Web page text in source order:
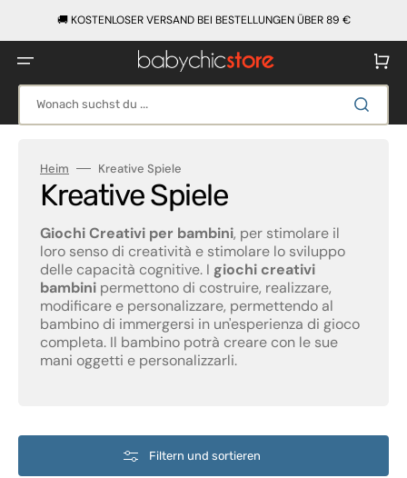
🚚 KOSTENLOSER VERSAND BEI BESTELLUNGEN ÜBER 89 €
Wonach suchst du ...
Heim Kreative Spiele
Kategorie:
Kreative Spiele
Giochi Creativi per bambini, per stimolare il
loro senso di creatività e stimolare lo sviluppo
delle capacità cognitive. I giochi creativi
bambini permettono di costruire, realizzare,
modificare e personalizzare, permettendo al
bambino di immergersi in un'esperienza di gioco
completa. Il bambino potrà creare con le sue
mani oggetti e personalizzarli.
Filtern und sortieren